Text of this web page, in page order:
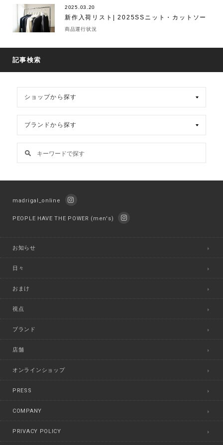
2025.03.20
新作入荷リスト| 2025SSニット・カットソー
商品運行状況
記事検索
madrigal_online
PEOPLE HAVE THE POWER (men's)
お知らせ
日々
おまけ
視点
ブランド
店舗
オンラインショップ
PRESS
COMPANY
PRIVACY POLICY